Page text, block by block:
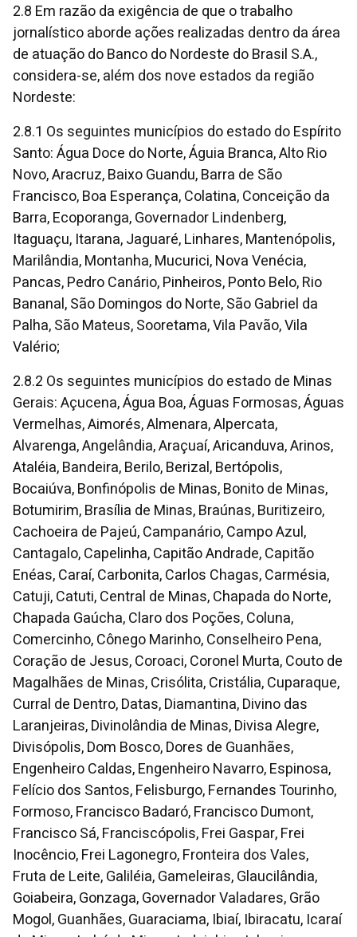
2.8 Em razão da exigência de que o trabalho
jornalístico aborde ações realizadas dentro da área
de atuação do Banco do Nordeste do Brasil S.A.,
considera-se, além dos nove estados da região
Nordeste:
2.8.1 Os seguintes municípios do estado do Espírito
Santo: Água Doce do Norte, Águia Branca, Alto Rio
Novo, Aracruz, Baixo Guandu, Barra de São
Francisco, Boa Esperança, Colatina, Conceição da
Barra, Ecoporanga, Governador Lindenberg,
Itaguaçu, Itarana, Jaguaré, Linhares, Mantenópolis,
Marilândia, Montanha, Mucurici, Nova Venécia,
Pancas, Pedro Canário, Pinheiros, Ponto Belo, Rio
Bananal, São Domingos do Norte, São Gabriel da
Palha, São Mateus, Sooretama, Vila Pavão, Vila
Valério;
2.8.2 Os seguintes municípios do estado de Minas
Gerais: Açucena, Água Boa, Águas Formosas, Águas
Vermelhas, Aimorés, Almenara, Alpercata,
Alvarenga, Angelândia, Araçuaí, Aricanduva, Arinos,
Ataléia, Bandeira, Berilo, Berizal, Bertópolis,
Bocaiúva, Bonfinópolis de Minas, Bonito de Minas,
Botumirim, Brasília de Minas, Braúnas, Buritizeiro,
Cachoeira de Pajeú, Campanário, Campo Azul,
Cantagalo, Capelinha, Capitão Andrade, Capitão
Enéas, Caraí, Carbonita, Carlos Chagas, Carmésia,
Catuji, Catuti, Central de Minas, Chapada do Norte,
Chapada Gaúcha, Claro dos Poções, Coluna,
Comercinho, Cônego Marinho, Conselheiro Pena,
Coração de Jesus, Coroaci, Coronel Murta, Couto de
Magalhães de Minas, Crisólita, Cristália, Cuparaque,
Curral de Dentro, Datas, Diamantina, Divino das
Laranjeiras, Divinolândia de Minas, Divisa Alegre,
Divisópolis, Dom Bosco, Dores de Guanhães,
Engenheiro Caldas, Engenheiro Navarro, Espinosa,
Felício dos Santos, Felisburgo, Fernandes Tourinho,
Formoso, Francisco Badaró, Francisco Dumont,
Francisco Sá, Franciscópolis, Frei Gaspar, Frei
Inocêncio, Frei Lagonegro, Fronteira dos Vales,
Fruta de Leite, Galiléia, Gameleiras, Glaucilândia,
Goiabeira, Gonzaga, Governador Valadares, Grão
Mogol, Guanhães, Guaraciama, Ibiaí, Ibiracatu, Icaraí